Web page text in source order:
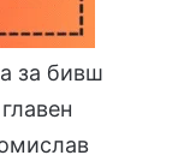
за бивш